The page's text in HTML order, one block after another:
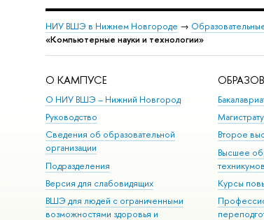
НИУ ВШЭ в Нижнем Новгороде →
«Компьютерные науки и технологии»
О КАМПУСЕ
О НИУ ВШЭ – Нижний Новгород
Руководство
Сведения об образовательной
организации
Подразделения
Версия для слабовидящих
ВШЭ для людей с ограниченными
возможностями здоровья и
Второе
Высшее
Курсы